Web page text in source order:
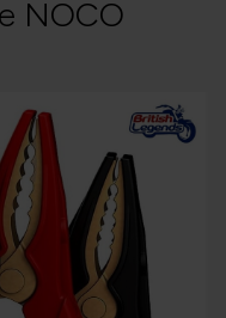
NOCO